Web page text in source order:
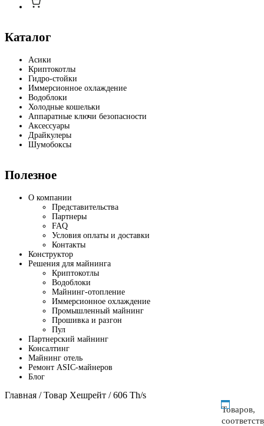
Каталог
Асики
Криптокотлы
Гидро-стойки
Иммерсионное охлаждение
Водоблоки
Холодные кошельки
Аппаратные ключи безопасности
Аксессуары
Драйкулеры
Шумобоксы
Полезное
О компании
Представительства
Партнеры
FAQ
Условия оплаты и доставки
Контакты
Конструктор
Решения для майнинга
Криптокотлы
Водоблоки
Майнинг-отопление
Иммерсионное охлаждение
Промышленный майнинг
Прошивка и разгон
Пул
Партнерский майнинг
Консалтинг
Майнинг отель
Ремонт ASIC-майнеров
Блог
Главная / Товар Хешрейт / 606 Th/s
Товаров,